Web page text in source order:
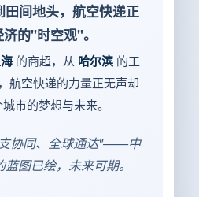
间地头，航空快递正
的"时空观"。
的商超，从 哈尔滨 的工
航空快递的力量正无声却
市的梦想与未来。
协同、全球通达"——中
图已绘，未来可期。